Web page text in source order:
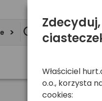
Właściciel
o.o., korzysta
cookies: